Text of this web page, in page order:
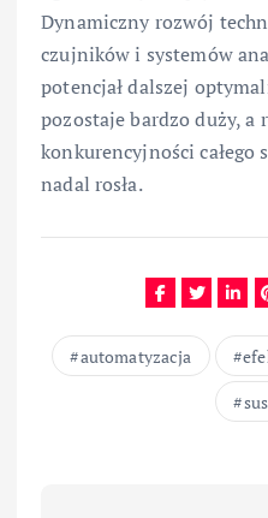
Dynamiczny rozwój
czujników i systemów
potencjał dalszej
pozostaje bardzo duży, a
konkurencyjności całego
nadal rosła.
automatyzacja